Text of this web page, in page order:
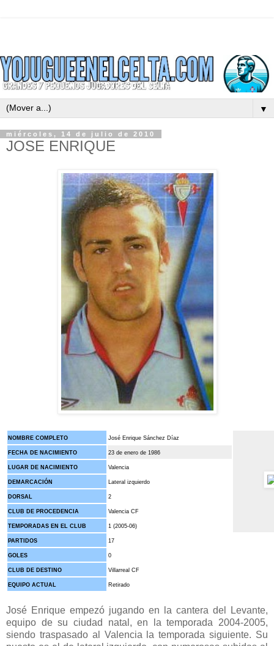
▼
miércoles, 14 de julio de 2010
JOSE ENRIQUE
NOMBRE COMPLETO José Enrique Sánchez Díaz
FECHA DE NACIMIENTO 23 de enero de 1986
LUGAR DE NACIMIENTO Valencia
DEMARCACIÓN Lateral izquierdo
DORSAL 2
CLUB DE PROCEDENCIA Valencia CF
TEMPORADAS EN EL CLUB 1 (2005-06)
PARTIDOS 17
GOLES 0
CLUB DE DESTINO Villarreal CF
EQUIPO ACTUAL Retirado
José Enrique empezó jugando en la cantera del Levante,
equipo de su ciudad natal, en la temporada 2004-2005,
siendo traspasado al Valencia la temporada siguiente. Su